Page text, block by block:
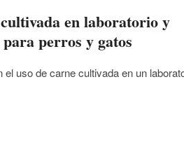
en laboratorio y
perros y gatos
uso de carne cultivada en un